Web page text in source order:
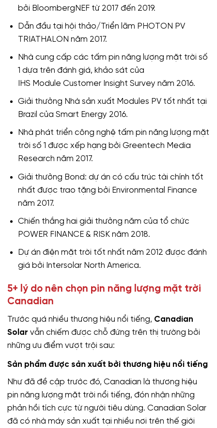
bởi BloombergNEF từ 2017 đến 2019.
Dẫn đầu tại hội thảo/Triển lãm PHOTON PV
TRIATHALON năm 2017.
Nhà cung cấp các tấm pin năng lượng mặt trời số
1 dựa trên đánh giá, khảo sát của
IHS ModuleCustomer InsightSurvey năm 2016.
Giải thưởng Nhà sản xuất Modules PV tốt nhất tại
Brazil của Smart Energy 2016.
Nhà phát triển công nghệ tấm pin năng lượng mặt
trời số 1 được xếp hạng bởiGreentech Media
Research năm 2017.
Giải thưởng Bond: dự án có cấu trúc tài chính tốt
nhất được trao tặng bởi Environmental Finance
năm 2017.
Chiến thắng hai giải thưởng năm của tổ chức
POWER FINANCE & RISK năm 2018.
Dự án điện mặt trời tốt nhất năm 2012 được đánh
giá bởi Intersolar North America.
5+ lý do nên chọn pin năng lượng mặt trời
Canadian
Trước quá nhiều thương hiệu nổi tiếng, Canadian
Solar vẫn chiếm được chỗ đứng trên thị trường bởi
những ưu điểm vượt trội sau:
Sản phẩm được sản xuất bởi thương hiệu nổi tiếng
Như đã đề cập trước đó, Canadian là thương hiệu
pin năng lượng mặt trời nổi tiếng, đón nhận những
phản hồi tích cực từ người tiêu dùng. Canadian Solar
đã có nhà máy sản xuất tại nhiều nơi trên thế giới